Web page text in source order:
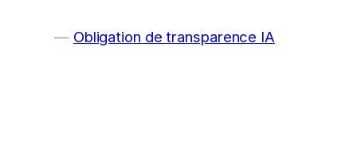
Obligation de transparence IA